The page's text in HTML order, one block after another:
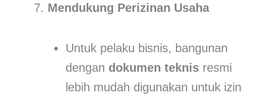
Mendukung Perizinan Usaha
Untuk pelaku bisnis, bangunan
dengan dokumen teknis resmi
lebih mudah digunakan untuk izin